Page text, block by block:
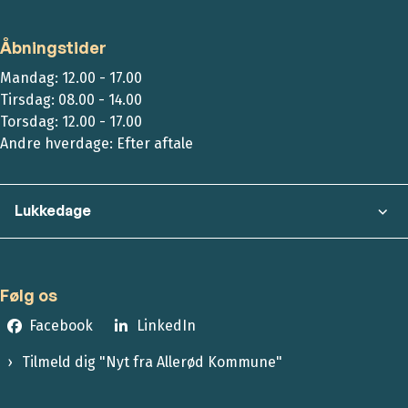
Åbningstider
Mandag: 12.00 - 17.00
Tirsdag: 08.00 - 14.00
Torsdag: 12.00 - 17.00
Andre hverdage: Efter aftale
Lukkedage
Følg os
Facebook LinkedIn
Tilmeld dig "Nyt fra Allerød Kommune"